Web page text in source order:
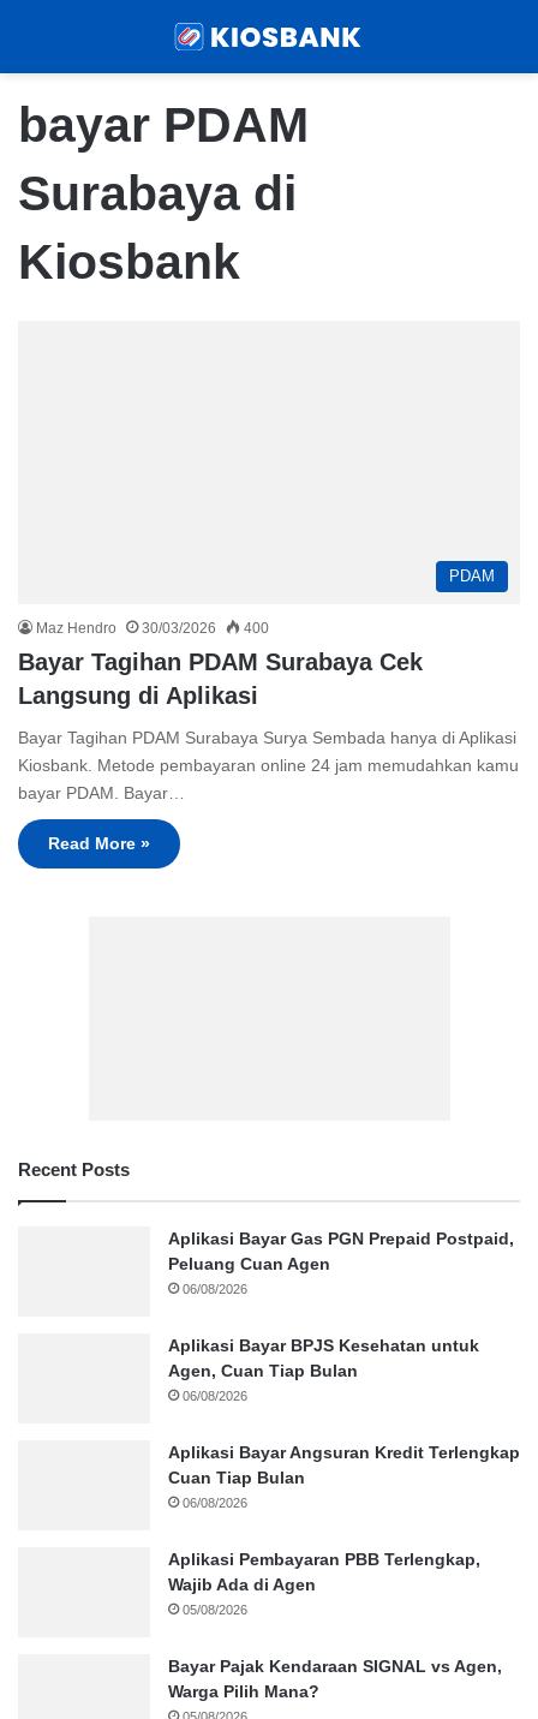
bayar PDAM
Surabaya di
Kiosbank
PDAM
Maz Hendro 30/03/2026 400
Bayar Tagihan PDAM Surabaya Cek
Langsung di Aplikasi
Bayar Tagihan PDAM Surabaya Surya Sembada hanya di Aplikasi
Kiosbank. Metode pembayaran online 24 jam memudahkan kamu
bayar PDAM. Bayar…
Read More »
Recent Posts
Aplikasi Bayar Gas PGN Prepaid Postpaid,
Peluang Cuan Agen
06/08/2026
Aplikasi Bayar BPJS Kesehatan untuk
Agen, Cuan Tiap Bulan
06/08/2026
Aplikasi Bayar Angsuran Kredit Terlengkap
Cuan Tiap Bulan
06/08/2026
Aplikasi Pembayaran PBB Terlengkap,
Wajib Ada di Agen
05/08/2026
Bayar Pajak Kendaraan SIGNAL vs Agen,
Warga Pilih Mana?